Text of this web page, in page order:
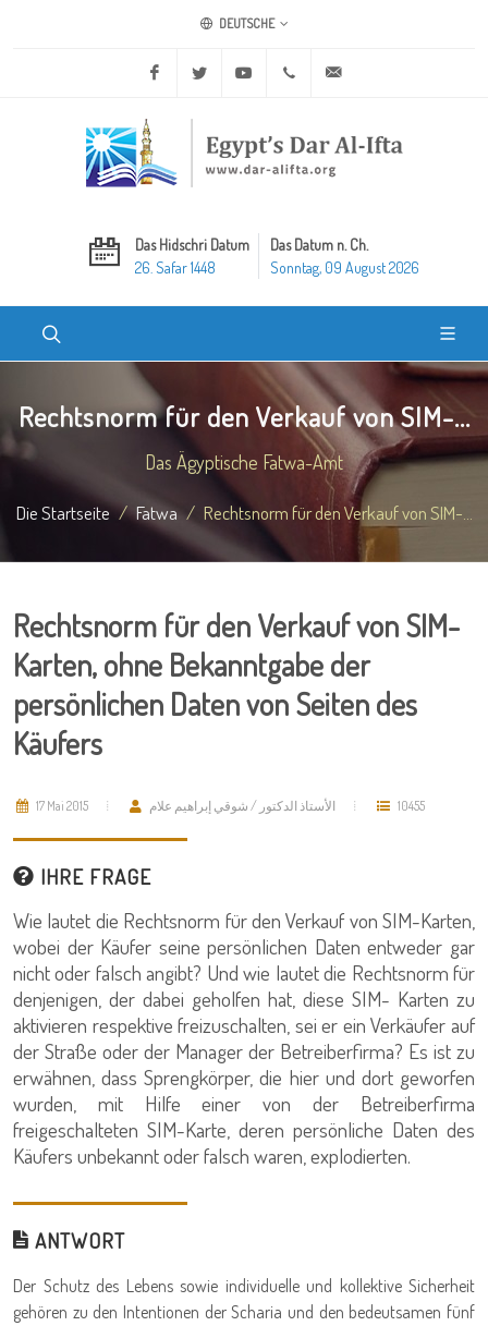
DEUTSCHE
Facebook Twitter Youtube +20 2 25970400
Das Hidschri Datum
26. Safar 1448
Das Datum n. Ch.
Sonntag, 09 August 2026
Rechtsnorm für den Verkauf von SIM-...
Das Ägyptische Fatwa-Amt
Die Startseite Fatwa Rechtsnorm für den Verkauf von SIM-...
Rechtsnorm für den Verkauf von SIM-
Karten, ohne Bekanntgabe der
persönlichen Daten von Seiten des
Käufers
17 Mai 2015 الأستاذ الدكتور / شوقي إبراهيم علام 10455
IHRE FRAGE
Wie lautet die Rechtsnorm für den Verkauf von SIM-Karten,
wobei der Käufer seine persönlichen Daten entweder gar
nicht oder falsch angibt? Und wie lautet die Rechtsnorm für
denjenigen, der dabei geholfen hat, diese SIM- Karten zu
aktivieren respektive freizuschalten, sei er ein Verkäufer auf
der Straße oder der Manager der Betreiberfirma? Es ist zu
erwähnen, dass Sprengkörper, die hier und dort geworfen
wurden, mit Hilfe einer von der Betreiberfirma
freigeschalteten SIM-Karte, deren persönliche Daten des
Käufers unbekannt oder falsch waren, explodierten.
ANTWORT
Der Schutz des Lebens sowie individuelle und kollektive Sicherheit
gehören zu den Intentionen der Scharia und den bedeutsamen fünf